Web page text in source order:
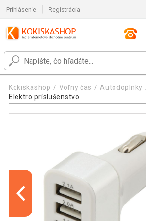
Prihlásenie Registrácia
Kokiskashop Voľný čas
Autodoplnky
Elektro príslušenstvo